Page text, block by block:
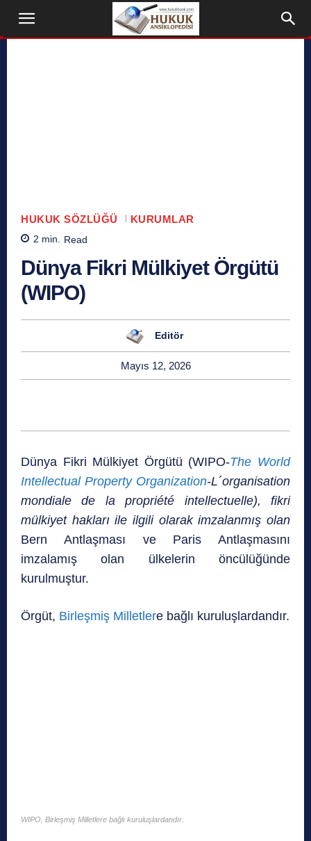
HUKUK SÖZLÜĞÜ KURUMLAR
2 min. Read
Dünya Fikri Mülkiyet Örgütü
(WIPO)
Editör
Mayıs 12, 2026
Dünya Fikri Mülkiyet Örgütü (WIPO-The World
Intellectual Property Organization-L´organisation
mondiale de la propriété intellectuelle), fikri
mülkiyet hakları ile ilgili olarak imzalanmış olan
Bern Antlaşması ve Paris Antlaşmasını
imzalamış olan ülkelerin öncülüğünde
kurulmuştur.
Örgüt, Birleşmiş Milletlere bağlı kuruluşlardandır.
WIPO, Birleşmiş Milletlere bağlı kuruluşlardandır.